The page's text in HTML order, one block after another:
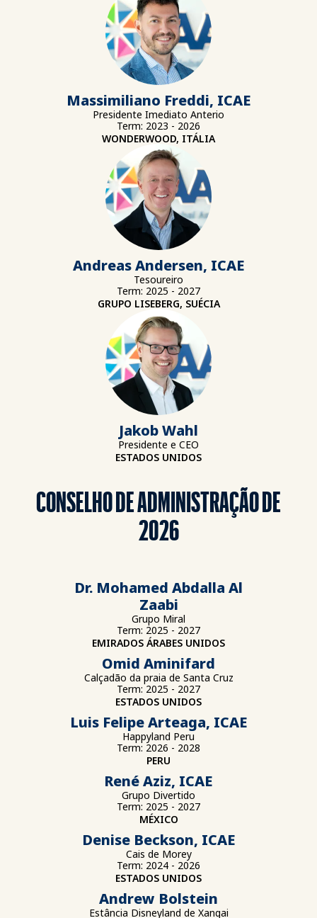
Massimiliano Freddi, ICAE
Presidente Imediato Anterio
Term: 2023 - 2026
WONDERWOOD, ITÁLIA
Andreas Andersen, ICAE
Tesoureiro
Term: 2025 - 2027
GRUPO LISEBERG, SUÉCIA
Jakob Wahl
Presidente e CEO
ESTADOS UNIDOS
CONSELHO DE ADMINISTRAÇÃO DE
2026
Dr. Mohamed Abdalla Al
Zaabi
Grupo Miral
Term: 2025 - 2027
EMIRADOS ÁRABES UNIDOS
Omid Aminifard
Calçadão da praia de Santa Cruz
Term: 2025 - 2027
ESTADOS UNIDOS
Luis Felipe Arteaga, ICAE
Happyland Peru
Term: 2026 - 2028
PERU
René Aziz, ICAE
Grupo Divertido
Term: 2025 - 2027
MÉXICO
Denise Beckson, ICAE
Cais de Morey
Term: 2024 - 2026
ESTADOS UNIDOS
Andrew Bolstein
Estância Disneyland de Xangai